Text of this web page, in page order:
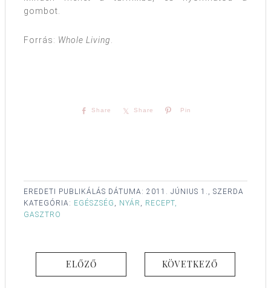
gombot.
Forrás: Whole Living.
Share Share Pin
EREDETI PUBLIKÁLÁS DÁTUMA: 2011. JÚNIUS 1., SZERDA
KATEGÓRIA: EGÉSZSÉG , NYÁR , RECEPT,
GASZTRO
ELŐZŐ KÖVETKEZŐ